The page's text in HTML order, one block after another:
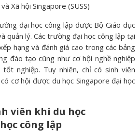
Xã hội Singapore (SUSS)
đại học công lập được Bộ Giáo dục
quản lý. Các trường đại học công lập tại
hạng và đánh giá cao trong các bảng
đào tạo cũng như cơ hội nghề nghiệp
tốt nghiệp. Tuy nhiên, chỉ có sinh viên
cơ hội được du học Singapore đại học
viên khi du học
công lập